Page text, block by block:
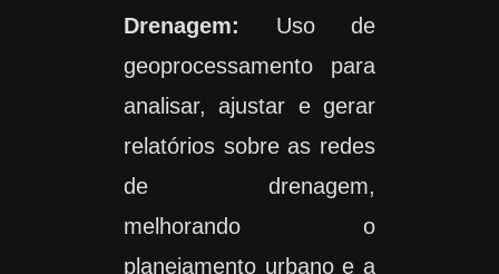
Drenagem: Uso de
geoprocessamento para
analisar, ajustar e gerar
relatórios sobre as redes
de drenagem,
melhorando o
planejamento urbano e a